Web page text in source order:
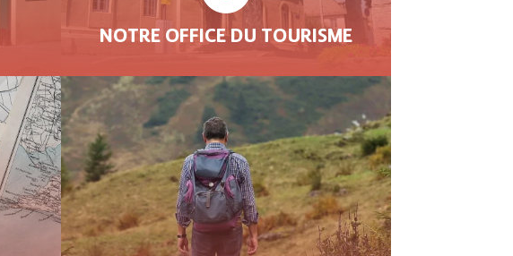
NOTRE OFFICE DU TOURISME